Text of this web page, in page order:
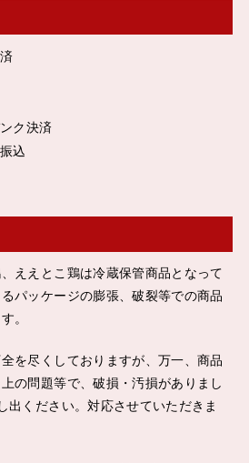
ク決済
込
ええとこ鶏は冷蔵保管商品となって
パッケージの膨張、破裂等での商品
。
を尽くしておりますが、万一、商品
の問題等で、破損・汚損がありまし
出ください。対応させていただきま